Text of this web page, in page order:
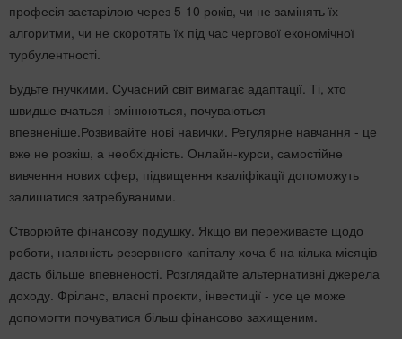
професія застарілою через 5-10 років, чи не замінять їх
алгоритми, чи не скоротять їх під час чергової економічної
турбулентності.
Будьте гнучкими. Сучасний світ вимагає адаптації. Ті, хто
швидше вчаться і змінюються, почуваються
впевненіше.Розвивайте нові навички. Регулярне навчання - це
вже не розкіш, а необхідність. Онлайн-курси, самостійне
вивчення нових сфер, підвищення кваліфікації допоможуть
залишатися затребуваними.
Створюйте фінансову подушку. Якщо ви переживаєте щодо
роботи, наявність резервного капіталу хоча б на кілька місяців
дасть більше впевненості. Розглядайте альтернативні джерела
доходу. Фріланс, власні проєкти, інвестиції - усе це може
допомогти почуватися більш фінансово захищеним.